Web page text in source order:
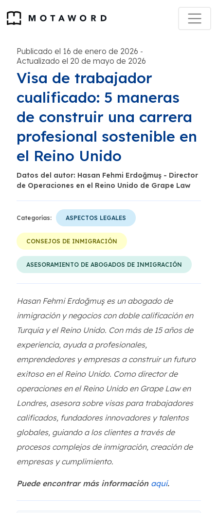
Publicado el 16 de enero de 2026 -
Actualizado el 20 de mayo de 2026
Visa de trabajador
cualificado: 5 maneras
de construir una carrera
profesional sostenible en
el Reino Unido
Datos del autor: Hasan Fehmi Erdoğmuş - Director
de Operaciones en el Reino Unido de Grape Law
Categorías: ASPECTOS LEGALES
CONSEJOS DE INMIGRACIÓN
ASESORAMIENTO DE ABOGADOS DE INMIGRACIÓN
Hasan Fehmi Erdoğmuş es un abogado de
inmigración y negocios con doble calificación en
Turquía y el Reino Unido. Con más de 15 años de
experiencia, ayuda a profesionales,
emprendedores y empresas a construir un futuro
exitoso en el Reino Unido. Como director de
operaciones en el Reino Unido en Grape Law en
Londres, asesora sobre visas para trabajadores
calificados, fundadores innovadores y talentos
globales, guiando a los clientes a través de
procesos complejos de inmigración, creación de
empresas y cumplimiento.
Puede encontrar más información aquí.